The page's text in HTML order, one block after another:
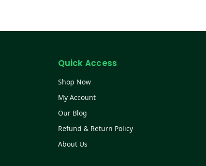
Quick Access
Shop Now
My Account
Our Blog
Refund & Return Policy
About Us